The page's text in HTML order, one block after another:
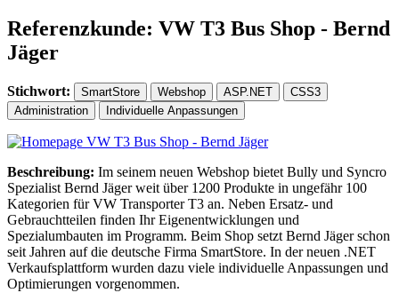
Referenzkunde: VW T3 Bus Shop - Bernd
Jäger
Stichwort: SmartStore Webshop ASP.NET
CSS3
Administration
Individuelle Anpassungen
Beschreibung: Im seinem neuen Webshop bietet Bully und Syncro
Spezialist Bernd Jäger weit über 1200 Produkte in ungefähr 100
Kategorien für VW Transporter T3 an. Neben Ersatz- und
Gebrauchtteilen finden Ihr Eigenentwicklungen und
Spezialumbauten im Programm. Beim Shop setzt Bernd Jäger schon
seit Jahren auf die deutsche Firma SmartStore. In der neuen .NET
Verkaufsplattform wurden dazu viele individuelle Anpassungen und
Optimierungen vorgenommen.